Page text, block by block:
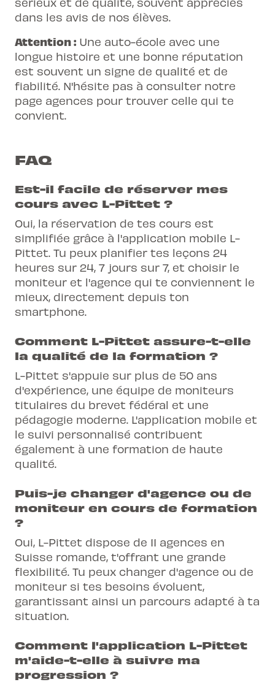
dans les avis de nos élèves.
Attention : Une auto-école avec une
longue histoire et une bonne réputation
est souvent un signe de qualité et de
fiabilité. N'hésite pas à consulter notre
page agences pour trouver celle qui te
convient.
FAQ
Est-il facile de réserver mes
cours avec L-Pittet ?
Oui, la réservation de tes cours est
simplifiée grâce à l'application mobile L-
Pittet. Tu peux planifier tes leçons 24
heures sur 24, 7 jours sur 7, et choisir le
moniteur et l'agence qui te conviennent le
mieux, directement depuis ton
smartphone.
Comment L-Pittet assure-t-elle
la qualité de la formation ?
L-Pittet s'appuie sur plus de 50 ans
d'expérience, une équipe de moniteurs
titulaires du brevet fédéral et une
pédagogie moderne. L'application mobile et
le suivi personnalisé contribuent
également à une formation de haute
qualité.
Puis-je changer d'agence ou de
moniteur en cours de formation
?
Oui, L-Pittet dispose de 11 agences en
Suisse romande, t'offrant une grande
flexibilité. Tu peux changer d'agence ou de
moniteur si tes besoins évoluent,
garantissant ainsi un parcours adapté à ta
situation.
Comment l'application L-Pittet
m'aide-t-elle à suivre ma
progression ?